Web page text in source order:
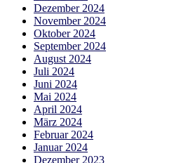
Dezember 2024
November 2024
Oktober 2024
September 2024
August 2024
Juli 2024
Juni 2024
Mai 2024
April 2024
März 2024
Februar 2024
Januar 2024
Dezember 2023